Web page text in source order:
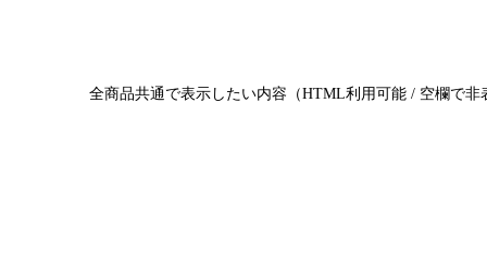
全商品共通で表示したい内容（HTML利用可能 / 空欄で非